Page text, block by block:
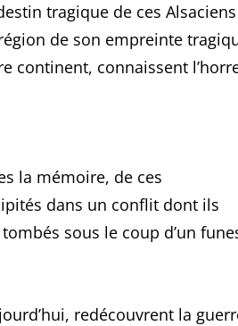
tragique de ces
de son empreinte
continent, connaissent
la mémoire, de ces
dans un conflit dont ils
sous le coup d’un
redécouvrent la